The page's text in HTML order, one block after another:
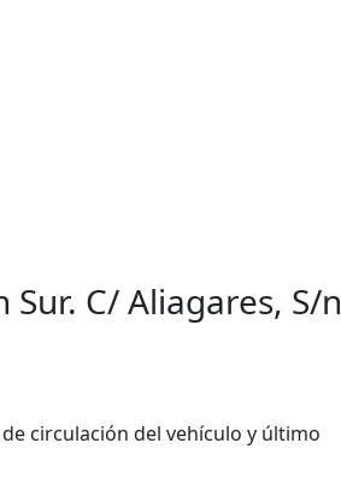
C/ Aliagares, S/n
circulación del vehículo y último